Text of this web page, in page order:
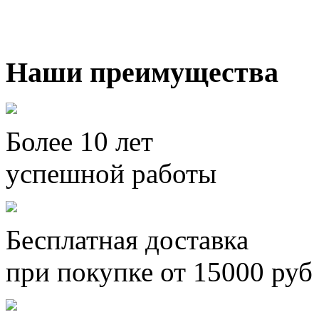
Наши преимущества
Более 10 лет
успешной работы
Бесплатная доставка
при покупке от 15000 руб